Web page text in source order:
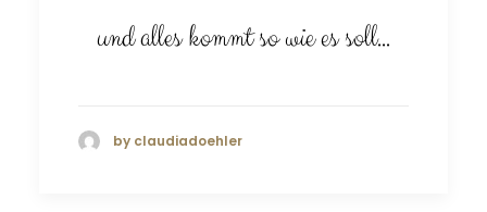
und alles kommt so wie es soll...
by claudiadoehler